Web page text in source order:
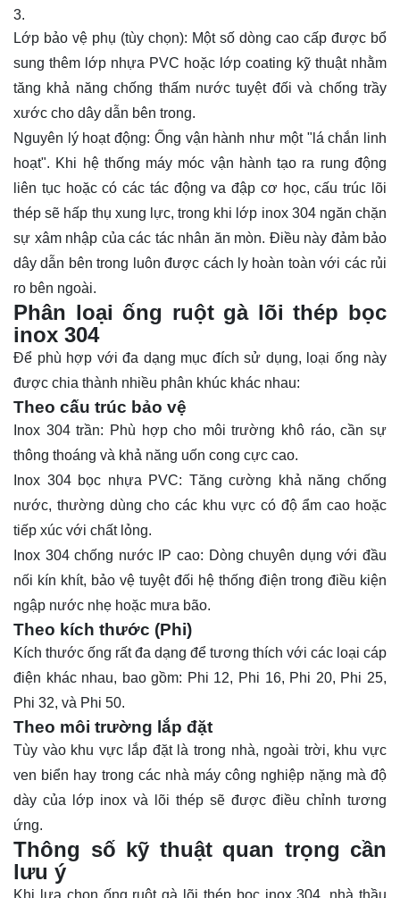
Lớp bảo vệ phụ (tùy chọn): Một số dòng cao cấp được bổ
sung thêm lớp nhựa PVC hoặc lớp coating kỹ thuật nhằm
tăng khả năng chống thấm nước tuyệt đối và chống trầy
xước cho dây dẫn bên trong.
Nguyên lý hoạt động: Ống vận hành như một "lá chắn linh
hoạt". Khi hệ thống máy móc vận hành tạo ra rung động
liên tục hoặc có các tác động va đập cơ học, cấu trúc lõi
thép sẽ hấp thụ xung lực, trong khi lớp inox 304 ngăn chặn
sự xâm nhập của các tác nhân ăn mòn. Điều này đảm bảo
dây dẫn bên trong luôn được cách ly hoàn toàn với các rủi
ro bên ngoài.
Phân loại ống ruột gà lõi thép bọc
inox 304
Để phù hợp với đa dạng mục đích sử dụng, loại ống này
được chia thành nhiều phân khúc khác nhau:
Theo cấu trúc bảo vệ
Inox 304 trần: Phù hợp cho môi trường khô ráo, cần sự
thông thoáng và khả năng uốn cong cực cao.
Inox 304 bọc nhựa PVC: Tăng cường khả năng chống
nước, thường dùng cho các khu vực có độ ẩm cao hoặc
tiếp xúc với chất lỏng.
Inox 304 chống nước IP cao: Dòng chuyên dụng với đầu
nối kín khít, bảo vệ tuyệt đối hệ thống điện trong điều kiện
ngập nước nhẹ hoặc mưa bão.
Theo kích thước (Phi)
Kích thước ống rất đa dạng để tương thích với các loại cáp
điện khác nhau, bao gồm: Phi 12, Phi 16, Phi 20, Phi 25,
Phi 32, và Phi 50.
Theo môi trường lắp đặt
Tùy vào khu vực lắp đặt là trong nhà, ngoài trời, khu vực
ven biển hay trong các nhà máy công nghiệp nặng mà độ
dày của lớp inox và lõi thép sẽ được điều chỉnh tương
ứng.
Thông số kỹ thuật quan trọng cần
lưu ý